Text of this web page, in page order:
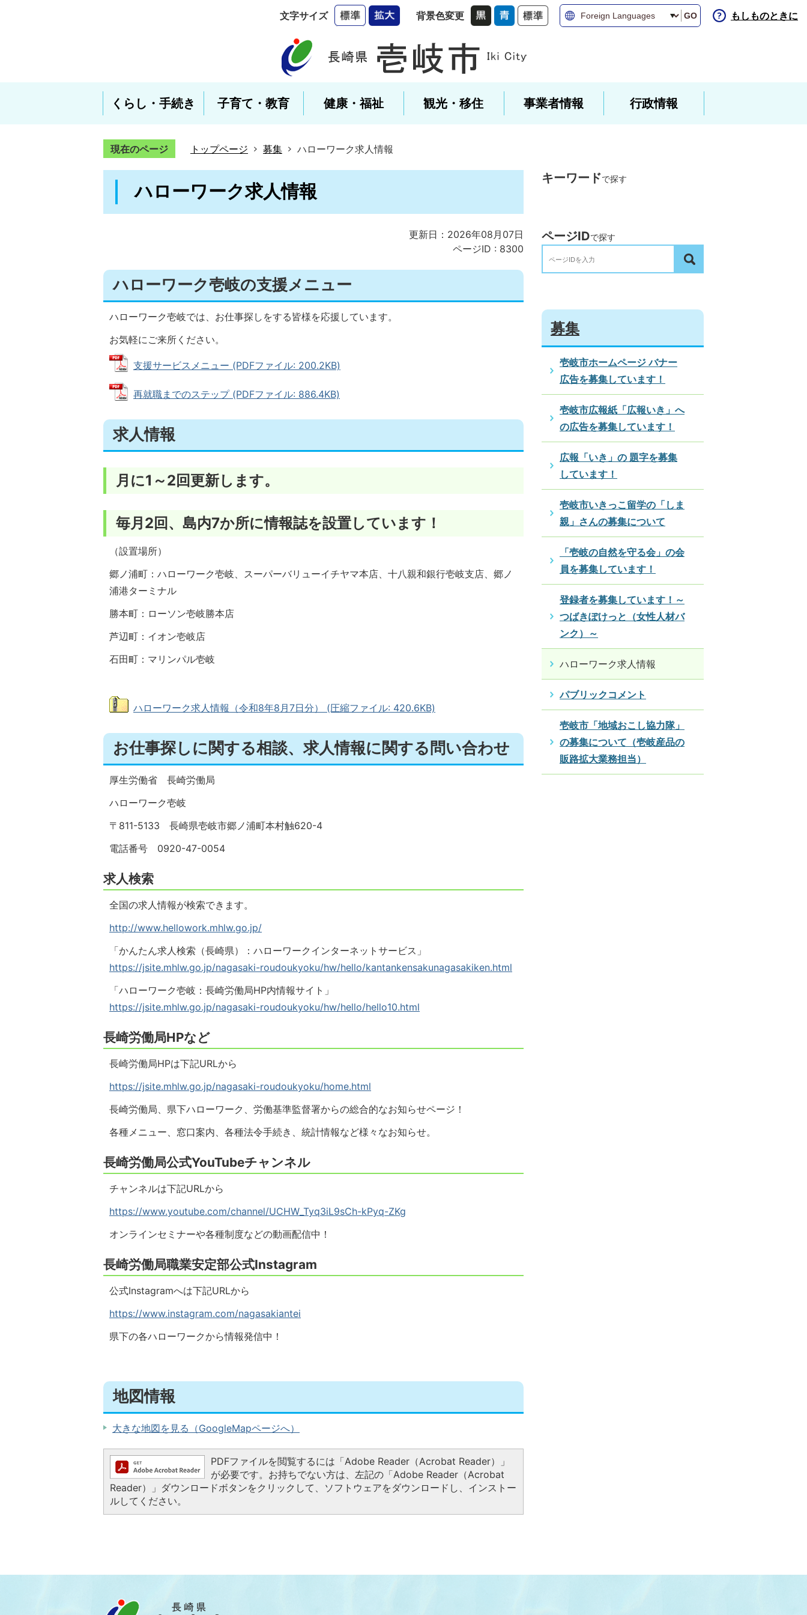
文字サイズ 背景色変更 GO もしものときに
くらし・手続き 子育て・教育 健康・福祉 観光・移住 事業者情報 行政情報
現在のページ トップページ 募集 ハローワーク求人情報
ハローワーク求人情報
更新日：2026年08月07日
ページID : 8300
ハローワーク壱岐の支援メニュー
ハローワーク壱岐では、お仕事探しをする皆様を応援しています。
お気軽にご来所ください。
支援サービスメニュー (PDFファイル: 200.2KB)
再就職までのステップ (PDFファイル: 886.4KB)
求人情報
月に1～2回更新します。
毎月2回、島内7か所に情報誌を設置しています！
（設置場所）
郷ノ浦町：ハローワーク壱岐、スーパーバリューイチヤマ本店、十八親和銀行壱岐支店、郷ノ
浦港ターミナル
勝本町：ローソン壱岐勝本店
芦辺町：イオン壱岐店
石田町：マリンパル壱岐
ハローワーク求人情報（令和8年8月7日分） (圧縮ファイル: 420.6KB)
お仕事探しに関する相談、求人情報に関する問い合わせ
厚生労働省 長崎労働局
ハローワーク壱岐
〒811-5133 長崎県壱岐市郷ノ浦町本村触620-4
電話番号 0920-47-0054
求人検索
全国の求人情報が検索できます。
http://www.hellowork.mhlw.go.jp/
「かんたん求人検索（長崎県）：ハローワークインターネットサービス」
https://jsite.mhlw.go.jp/nagasaki-roudoukyoku/hw/hello/kantankensakunagasakiken.html
「ハローワーク壱岐：長崎労働局HP内情報サイト」
https://jsite.mhlw.go.jp/nagasaki-roudoukyoku/hw/hello/hello10.html
長崎労働局HPなど
長崎労働局HPは下記URLから
https://jsite.mhlw.go.jp/nagasaki-roudoukyoku/home.html
長崎労働局、県下ハローワーク、労働基準監督署からの総合的なお知らせページ！
各種メニュー、窓口案内、各種法令手続き、統計情報など様々なお知らせ。
長崎労働局公式YouTubeチャンネル
チャンネルは下記URLから
https://www.youtube.com/channel/UCHW_Tyq3iL9sCh-kPyq-ZKg
オンラインセミナーや各種制度などの動画配信中！
長崎労働局職業安定部公式Instagram
公式Instagramへは下記URLから
https://www.instagram.com/nagasakiantei
県下の各ハローワークから情報発信中！
地図情報
大きな地図を見る（GoogleMapページへ）
PDFファイルを閲覧するには「Adobe Reader（Acrobat Reader）」
が必要です。お持ちでない方は、左記の「Adobe Reader（Acrobat
Reader）」ダウンロードボタンをクリックして、ソフトウェアをダウンロードし、インストー
ルしてください。
キーワードで探す
ページIDで探す
募集
壱岐市ホームページ バナー
広告を募集しています！
壱岐市広報紙「広報いき」へ
の広告を募集しています！
広報「いき」の 題字を募集
しています！
壱岐市いきっこ留学の「しま
親」さんの募集について
「壱岐の自然を守る会」の会
員を募集しています！
登録者を募集しています！～
つばきぽけっと（女性人材バ
ンク）～
ハローワーク求人情報
パブリックコメント
壱岐市「地域おこし協力隊」
の募集について（壱岐産品の
販路拡大業務担当）